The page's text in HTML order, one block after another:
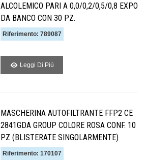
ALCOLEMICO PARI A 0,0/0,2/0,5/0,8 EXPO
DA BANCO CON 30 PZ.
Riferimento: 789087
Leggi Di Piú
MASCHERINA AUTOFILTRANTE FFP2 CE
2841GDA GROUP COLORE ROSA CONF. 10
PZ (BLISTERATE SINGOLARMENTE)
Riferimento: 170107